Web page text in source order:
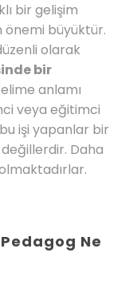
bir gelişim
önemi büyüktür.
olarak
bir
anlamı
veya eğitimci
işi yapanlar bir
Daha
Ne